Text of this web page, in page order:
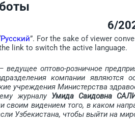
6/
Русский”. For the sake of viewer
link to switch the active language.
оптово-розничное
компании являются
учреждения Министерства
журналу Умида Саидовна
своим видением того, в каком
Узбекистана, чтобы выйти на